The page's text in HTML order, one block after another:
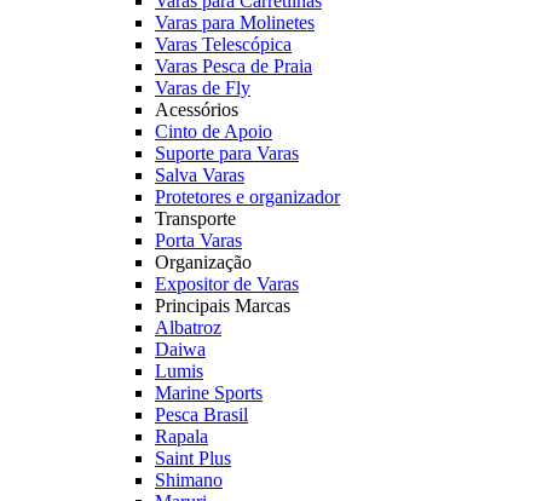
Varas para Molinetes
Varas Telescópica
Varas Pesca de Praia
Varas de Fly
Acessórios
Cinto de Apoio
Suporte para Varas
Salva Varas
Protetores e organizador
Transporte
Porta Varas
Organização
Expositor de Varas
Principais Marcas
Albatroz
Daiwa
Lumis
Marine Sports
Pesca Brasil
Rapala
Saint Plus
Shimano